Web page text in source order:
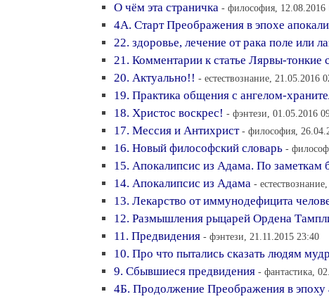
О чём эта страничка - философия, 12.08.2016
4А. Старт Преображения в эпохе
22. здоровье, лечение от рака поле или
21. Комментарии к статье Лярвы-тонкие
20. Актуально!! - естествознание, 21.05.2016
19. Практика общения с ангелом-
18. Христос воскрес! - фэнтези, 01.05.2016
17. Мессия и Антихрист - философия,
16. Новый философский словарь -
15. Апокалипсис из Адама. По заметкам
14. Апокалипсис из Адама -
13. Лекарство от иммунодефицита
12. Размышления рыцарей Ордена
11. Предвидения - фэнтези, 21.11.2015 23:40
10. Про что пытались сказать людям
9. Сбывшиеся предвидения - фантастика,
4Б. Продолжение Преображения в эпоху